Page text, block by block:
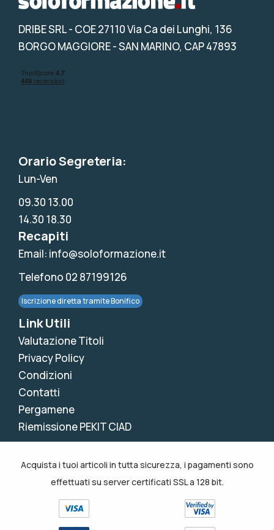
DRIBE SRL- COE 27110 Via Ca dei Lunghi, 136
BORGO MAGGIORE - SAN MARINO, CAP 47893
Orario Segreteria:
Lun-Ven
09.30 13.00
14.30 18.30
Recapiti
Email: info@soloformazione.it
Telefono 02 87199126
Iscrizione diretta tramite Bonifico
Link Utili
Valutazione Titoli
Privacy Policy
Condizioni
Contatti
Pergamene
Riemissione PEKIT CIAD
Acquista i tuoi articoli in tutta sicurezza, i pagamenti sono
effettuati su server certificati SSL a 128 bit.